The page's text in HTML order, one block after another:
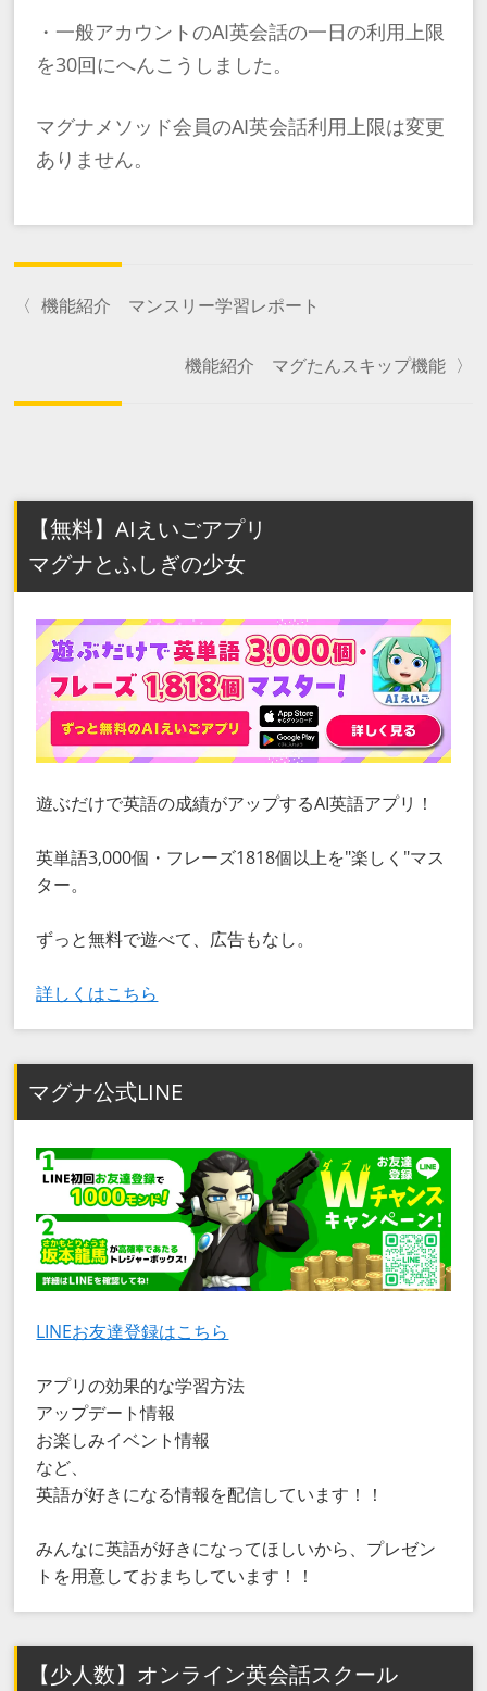
・一般アカウントのAI英会話の一日の利用上限
を30回にへんこうしました。
マグナメソッド会員のAI英会話利用上限は変更
ありません。
〈 機能紹介 マンスリー学習レポート
機能紹介 マグたんスキップ機能 〉
【無料】AIえいごアプリ
マグナとふしぎの少女
遊ぶだけで英語の成績がアップするAI英語アプリ！
英単語3,000個・フレーズ1818個以上を"楽しく"マス
ター。
ずっと無料で遊べて、広告もなし。
詳しくはこちら
マグナ公式LINE
LINEお友達登録はこちら
アプリの効果的な学習方法
アップデート情報
お楽しみイベント情報
など、
英語が好きになる情報を配信しています！！
みんなに英語が好きになってほしいから、プレゼン
トを用意しておまちしています！！
【少人数】オンライン英会話スクール